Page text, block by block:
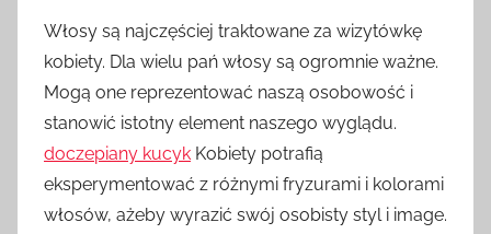
Włosy są najczęściej traktowane za wizytówkę
kobiety. Dla wielu pań włosy są ogromnie ważne.
Mogą one reprezentować naszą osobowość i
stanowić istotny element naszego wyglądu.
doczepiany kucyk Kobiety potrafią
eksperymentować z różnymi fryzurami i kolorami
włosów, ażeby wyrazić swój osobisty styl i image.